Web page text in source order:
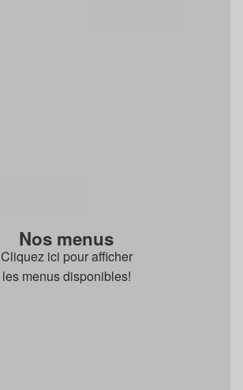
Nos menus
Cliquez ici pour afficher
les menus disponibles!